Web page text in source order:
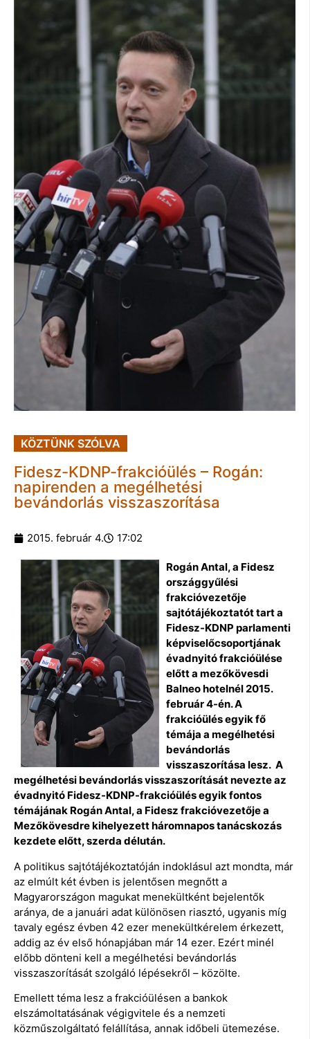
KÖZTÜNK SZÓLVA
Fidesz-KDNP-frakcióülés – Rogán:
napirenden a megélhetési
bevándorlás visszaszorítása
2015. február 4. 17:02
Rogán Antal, a Fidesz
országgyűlési
frakcióvezetője
sajtótájékoztatót tart a
Fidesz-KDNP parlamenti
képviselőcsoportjának
évadnyitó frakcióülése
előtt a mezőkövesdi
Balneo hotelnél 2015.
február 4-én. A
frakcióülés egyik fő
témája a megélhetési
bevándorlás
visszaszorítása lesz. A
megélhetési bevándorlás visszaszorítását nevezte az
évadnyitó Fidesz-KDNP-frakcióülés egyik fontos
témájának Rogán Antal, a Fidesz frakcióvezetője a
Mezőkövesdre kihelyezett háromnapos tanácskozás
kezdete előtt, szerda délután.
A politikus sajtótájékoztatóján indoklásul azt mondta, már
az elmúlt két évben is jelentősen megnőtt a
Magyarországon magukat menekültként bejelentők
aránya, de a januári adat különösen riasztó, ugyanis míg
tavaly egész évben 42 ezer menekültkérelem érkezett,
addig az év első hónapjában már 14 ezer. Ezért minél
előbb dönteni kell a megélhetési bevándorlás
visszaszorítását szolgáló lépésekről – közölte.
Emellett téma lesz a frakcióülésen a bankok
elszámoltatásának végigvitele és a nemzeti
közműszolgáltató felállítása, annak időbeli ütemezése.